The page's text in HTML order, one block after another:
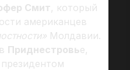
Смит, который
американцев
Молдавии.
Приднестровье,